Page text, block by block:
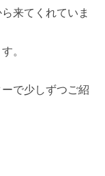
来てくれていま
。
で少しずつご紹